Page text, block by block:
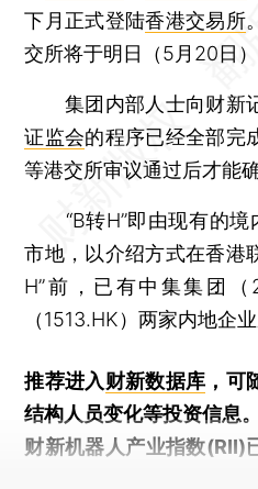
下月正式登陆香港交易所
交所将于明日（5月20日
集团内部人士向财新
证监会的程序已经全部完
等港交所审议通过后才能确
“B转H”即由现有的境
市地，以介绍方式在香港
H”前，已有中集集团
（1513.HK）两家内地企
推荐进入财新数据库 ，可
结构人员变化等投资信息。
财新机器人产业指数(RII)